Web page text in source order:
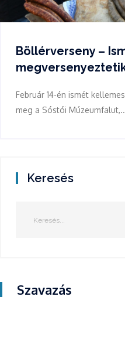
Böllérverseny –
Február 14-én ismét
meg a Sóstói
Keresés
Szavazás